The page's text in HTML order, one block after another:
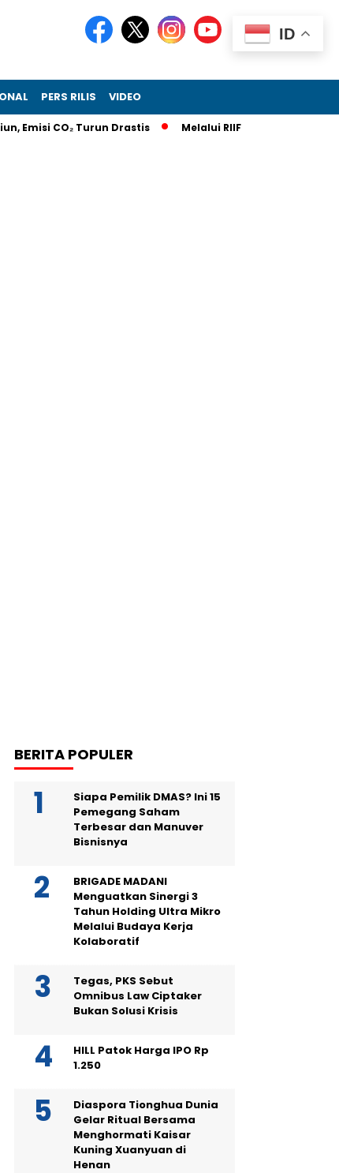
PERS RILIS VIDEO
CO₂ Turun Drastis Melalui RIIFO Home, RIIFO
BERITA POPULER
Siapa Pemilik DMAS? Ini 15
Pemegang Saham
Terbesar dan Manuver
Bisnisnya
BRIGADE MADANI
Menguatkan Sinergi 3
Tahun Holding Ultra Mikro
Melalui Budaya Kerja
Kolaboratif
Tegas, PKS Sebut
Omnibus Law Ciptaker
Bukan Solusi Krisis
HILL Patok Harga IPO Rp
1.250
Diaspora Tionghua Dunia
Gelar Ritual Bersama
Menghormati Kaisar
Kuning Xuanyuan di
Henan
ID